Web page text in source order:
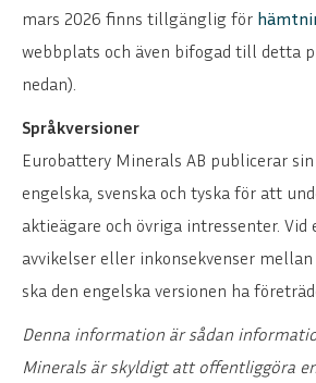
mars 2026 finns tillgänglig för
webbplats och även bifogad till detta
nedan).
Språkversioner
Eurobattery Minerals AB publicerar
engelska, svenska och tyska för att
aktieägare och övriga intressenter. Vid
avvikelser eller inkonsekvenser
ska den engelska versionen ha
Denna information är sådan
Minerals är skyldigt att offentliggöra